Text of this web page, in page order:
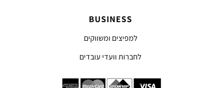
BUSINESS
למפיצים ומשווקים
לחברות וועדי עובדים